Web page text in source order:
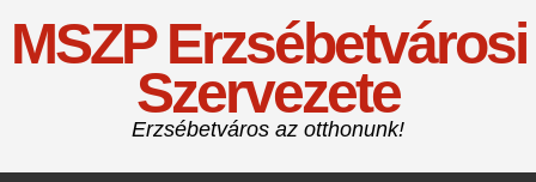
MSZP Erzsébetvárosi
Szervezete
Erzsébetváros az otthonunk!